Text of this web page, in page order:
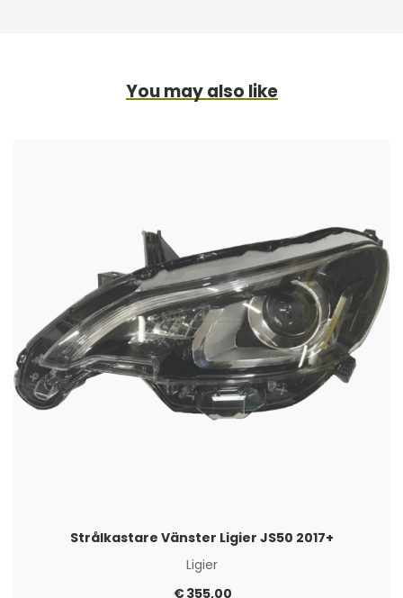
You may also like
Strålkastare Vänster Ligier JS50 2017+
Ligier
€355,00